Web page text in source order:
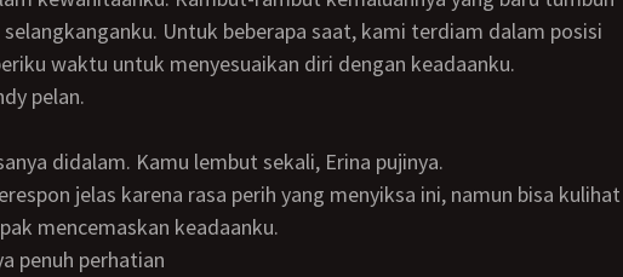
Untuk beberapa saat, kami terdiam dalam posisi
waktu untuk menyesuaikan diri dengan keadaanku.
pelan.
didalam. Kamu lembut sekali, Erina pujinya.
mencemaskan keadaanku.
penuh perhatian